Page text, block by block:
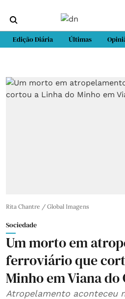
Edição Diária Últimas
Rita Chantre / Global Imagens
Sociedade
Um morto em
ferroviário que
Minho em Viana do
Atropelamento aconteceu